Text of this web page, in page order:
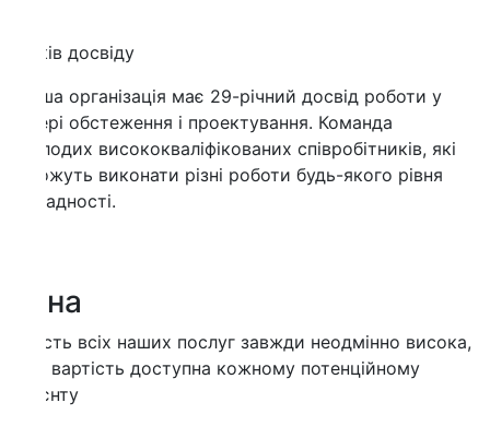
досвіду
організація має 29-річний досвід роботи у
обстеження і проектування. Команда
висококваліфікованих співробітників, які
виконати різні роботи будь-якого рівня
всіх наших послуг завжди неодмінно висока,
вартість доступна кожному потенційному